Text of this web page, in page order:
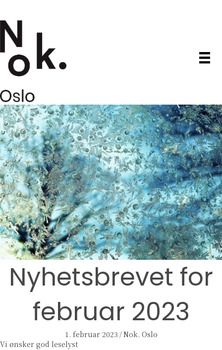
Nyhetsbrevet for
februar 2023
1. februar 2023 /Nok. Oslo
Vi ønsker god leselyst